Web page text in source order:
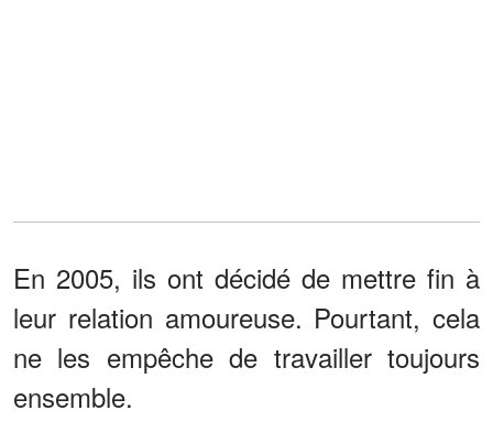
En 2005, ils ont décidé de mettre fin à
leur relation amoureuse. Pourtant, cela
ne les empêche de travailler toujours
ensemble.